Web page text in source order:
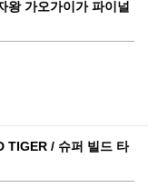
왕 가오가이가 파이널
TIGER / 슈퍼 빌드 타